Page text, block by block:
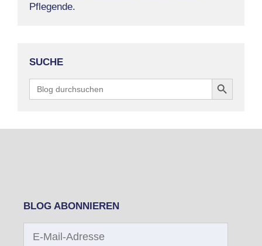
Pflegende.
SUCHE
Search
for:
Search Button
BLOG ABONNIEREN